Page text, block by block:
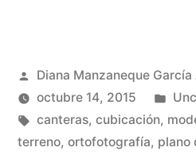
Publicada
por
Diana Manzaneque
octubre 14, 2015
en
Etiquetas:
canteras, cubicación,
terreno, ortofotografía, plano